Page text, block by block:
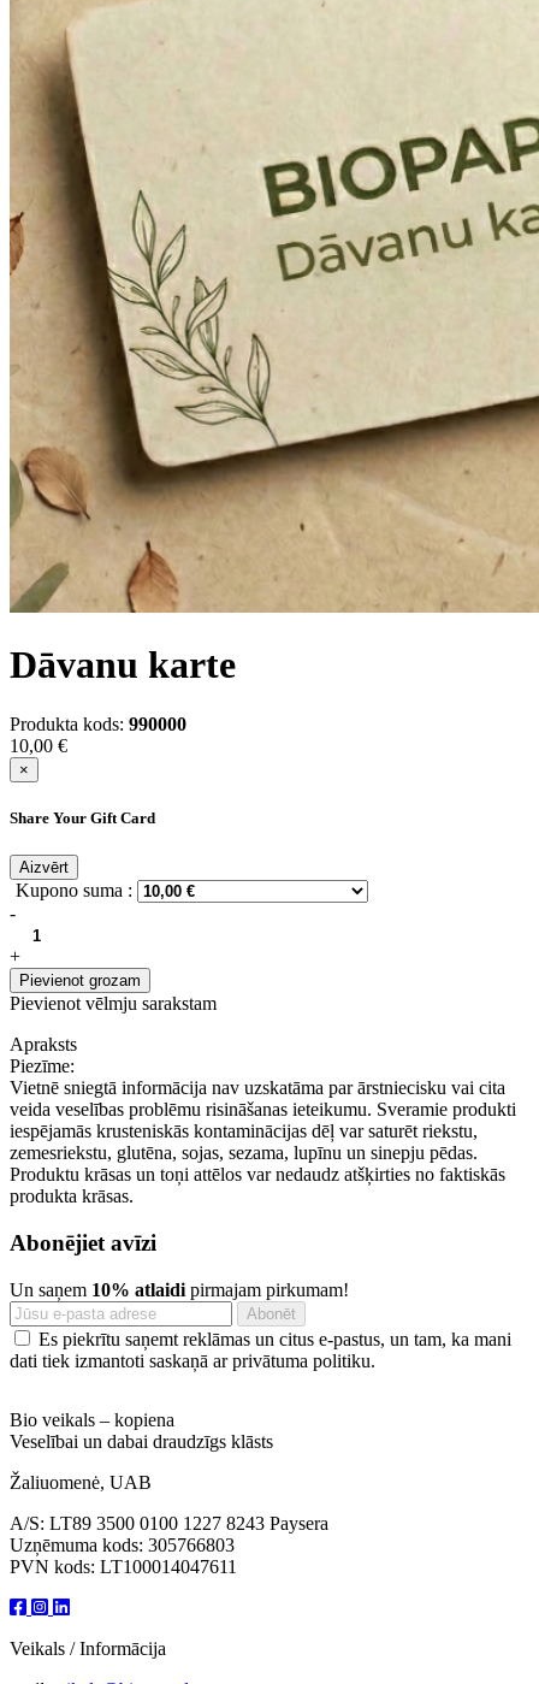
Dāvanu karte
Produkta kods: 990000
10,00 €
×
Share Your Gift Card
Aizvērt
Kupono suma :
-
+
Pievienot grozam
Pievienot vēlmju sarakstam
Apraksts
Piezīme:
Vietnē sniegtā informācija nav uzskatāma par ārstniecisku vai cita
veida veselības problēmu risināšanas ieteikumu. Sveramie produkti
iespējamās krusteniskās kontaminācijas dēļ var saturēt riekstu,
zemesriekstu, glutēna, sojas, sezama, lupīnu un sinepju pēdas.
Produktu krāsas un toņi attēlos var nedaudz atšķirties no faktiskās
produkta krāsas.
Abonējiet avīzi
Un saņem 10% atlaidi pirmajam pirkumam!
Es piekrītu saņemt reklāmas un citus e-pastus, un tam, ka mani
dati tiek izmantoti saskaņā ar privātuma politiku.
Bio veikals – kopiena
Veselībai un dabai draudzīgs klāsts
Žaliuomenė, UAB
A/S: LT89 3500 0100 1227 8243 Paysera
Uzņēmuma kods: 305766803
PVN kods: LT100014047611
Veikals / Informācija